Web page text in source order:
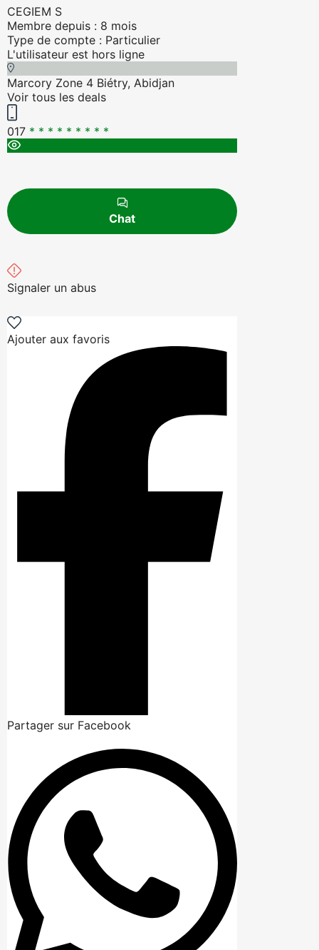
CEGIEM S
Membre depuis : 8 mois
Type de compte : Particulier
L'utilisateur est hors ligne
Marcory Zone 4 Biétry, Abidjan
Voir tous les deals
017 * * * * * * * * *
Chat
Signaler un abus
Ajouter aux favoris
Partager sur Facebook